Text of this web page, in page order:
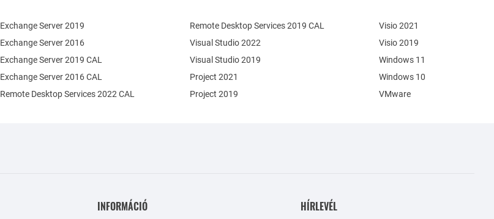
Exchange Server 2019
Exchange Server 2016
Remote Desktop Services 2022 CAL
Remote Desktop Services 2019 CAL
Exchange Server 2019 CAL
Exchange Server 2016 CAL
Visual Studio 2022
Visual Studio 2019
Project 2021
Project 2019
Visio 2021
Visio 2019
Windows 11
Windows 10
VMware
INFORMÁCIÓ HÍRLEVÉL